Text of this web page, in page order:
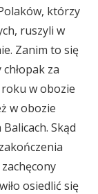
którzy
ruszyli w
Zanim to się
za
roku w obozie
w obozie
Skąd
osiedlić się